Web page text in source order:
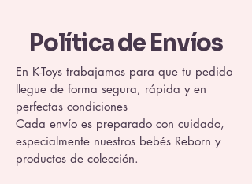
Política de Envíos
En K-Toys trabajamos para que tu pedido
llegue de forma segura, rápida y en
perfectas condiciones
Cada envío es preparado con cuidado,
especialmente nuestros bebés Reborn y
productos de colección.